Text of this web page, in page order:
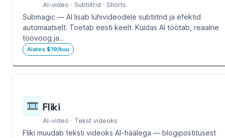
AI-video · Subtiitrid · Shorts
Submagic — AI lisab lühivideodele subtiitrid ja efektid
automaatselt. Toetab eesti keelt. Kuidas AI töötab, reaalne
töövoog ja...
Alates $19/kuu
Fliki
AI-video · Tekst videoks
Fliki muudab teksti videoks AI-häälega — blogipostitusest